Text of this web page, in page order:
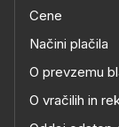
Cene
Načini plačila
O prevzemu
O vračilih in